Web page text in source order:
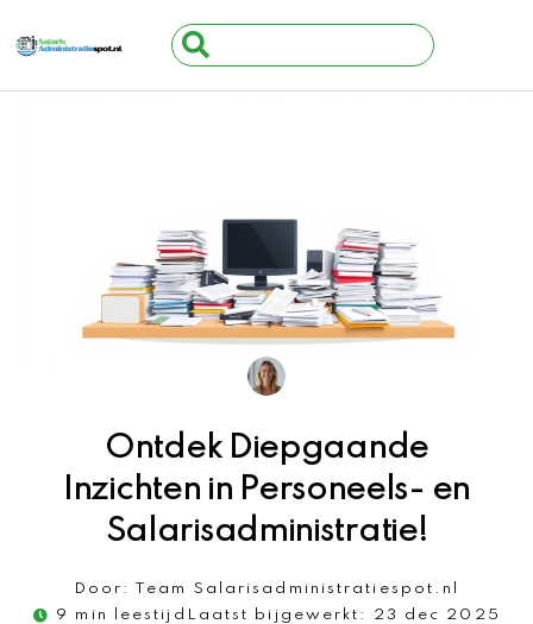
naar
inhoud
Search
...
Ontdek Diepgaande
Inzichten in Personeels- en
Salarisadministratie!
Door:
Team Salarisadministratiespot.nl
9 min leestijd Laatst bijgewerkt: 23 dec 2025